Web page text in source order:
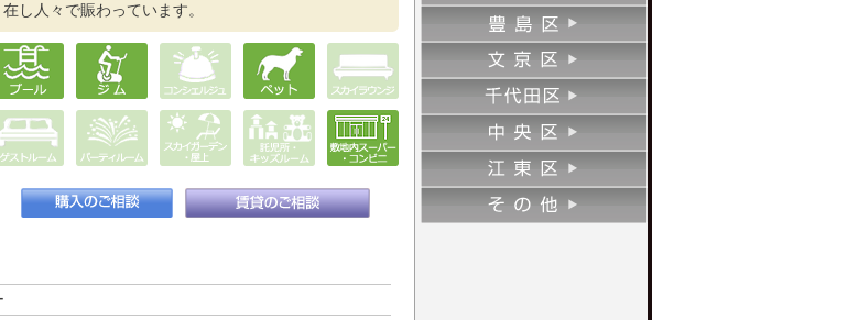
在し人々で賑わっています。